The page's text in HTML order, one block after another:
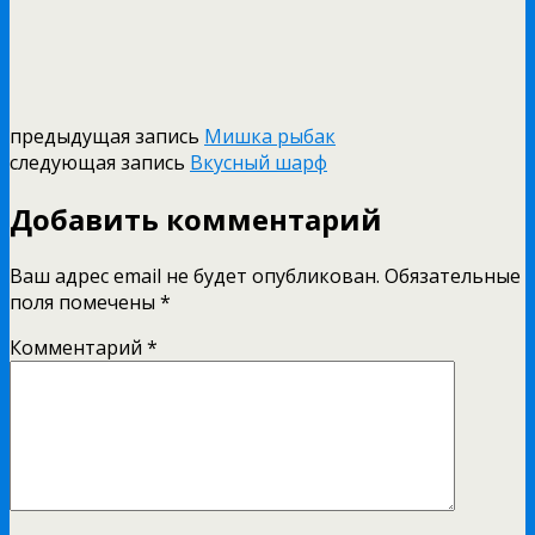
предыдущая запись Мишка рыбак
следующая запись Вкусный шарф
Добавить комментарий
Ваш адрес email не будет опубликован. Обязательные
поля помечены *
Комментарий *